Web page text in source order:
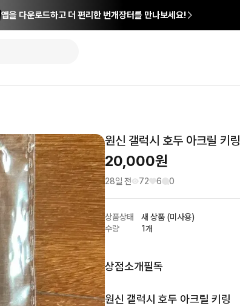
앱을 다운로드하고 더 편리한 번개장터를 만나보세요!
원신 갤럭시 호두 아크릴 키링
20,000원
28일 전 72 6 0
상품상태
새 상품 (미사용)
수량
1개
상점소개필독
원신 갤럭시 호두 아크릴 키링